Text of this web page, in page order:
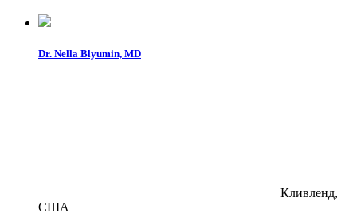
Dr. Nella Blyumin, MD
Кливленд,
США